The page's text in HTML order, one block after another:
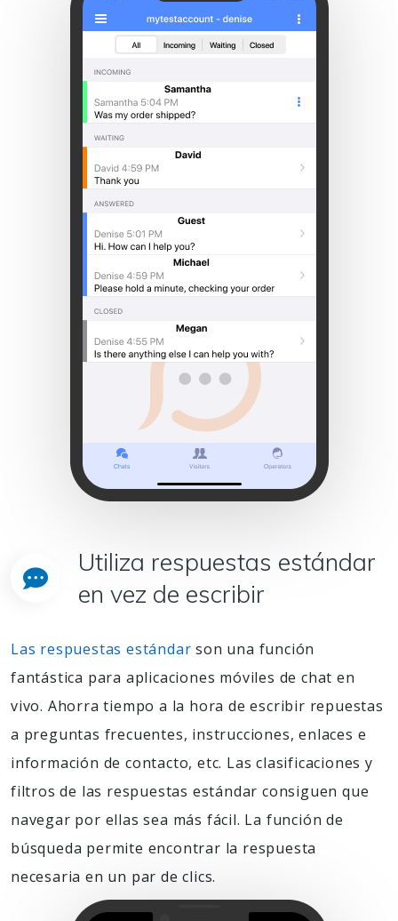
Utiliza respuestas estándar
en vez de escribir
Las respuestas estándar son una función
fantástica para aplicaciones móviles de chat en
vivo. Ahorra tiempo a la hora de escribir repuestas
a preguntas frecuentes, instrucciones, enlaces e
información de contacto, etc. Las clasificaciones y
filtros de las respuestas estándar consiguen que
navegar por ellas sea más fácil. La función de
búsqueda permite encontrar la respuesta
necesaria en un par de clics.